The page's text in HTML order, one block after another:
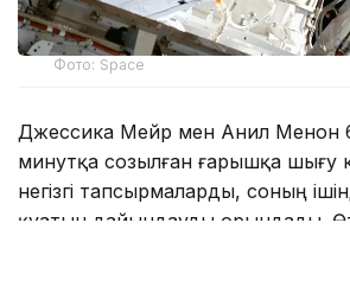
Фото: Space
Джессика Мейр мен Анил Менон
минутқа созылған ғарышқа шығу
негізгі тапсырмаларды, соның
қуатын дайындауды орындады.